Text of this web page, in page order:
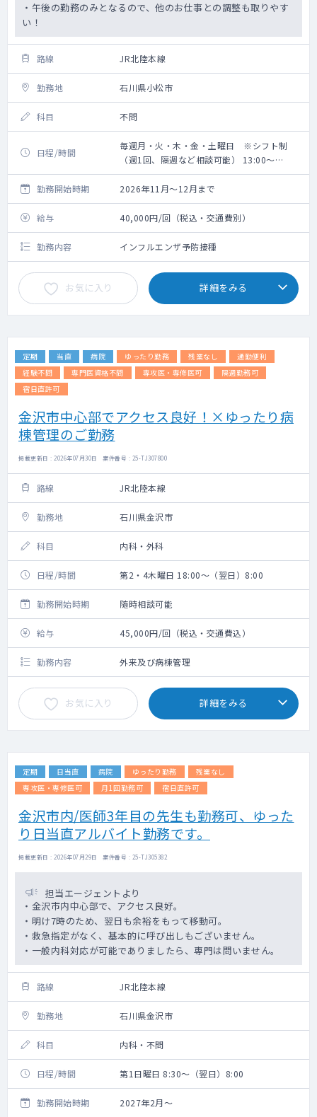
・午後の勤務のみとなるので、他のお仕事との調整も取りやす
い！
路線 JR北陸本線
勤務地 石川県小松市
科目 不問
日程/時間
毎週月・火・木・金・土曜日 ※シフト制
（週1回、隔週など相談可能） 13:00～
17:00 ※日程により勤務時間が変更となり
ます。
勤務開始時期 2026年11月～12月まで
給与 40,000円/回（税込・交通費別）
勤務内容 インフルエンザ予防接種
お気に入り 詳細をみる
定期 当直 病院 ゆったり勤務 残業なし
通勤便利
経験不問
専門医資格不問 専攻医・専修医可
隔週勤務可
宿日直許可
金沢市中心部でアクセス良好！×ゆったり病
棟管理のご勤務
掲載更新日 : 2026年07月30日 案件番号 : 25-TJ307800
路線 JR北陸本線
勤務地 石川県金沢市
科目 内科・外科
日程/時間 第2・4木曜日 18:00～（翌日）8:00
勤務開始時期 随時相談可能
給与 45,000円/回（税込・交通費込）
勤務内容 外来及び病棟管理
お気に入り 詳細をみる
定期 日当直 病院 ゆったり勤務
残業なし
専攻医・専修医可
月1回勤務可 宿日直許可
金沢市内/医師3年目の先生も勤務可、ゆった
り日当直アルバイト勤務です。
掲載更新日 : 2026年07月29日 案件番号 : 25-TJ305382
担当エージェントより
・金沢市内中心部で、アクセス良好。
・明け7時のため、翌日も余裕をもって移動可。
・救急指定がなく、基本的に呼び出しもございません。
・一般内科対応が可能でありましたら、専門は問いません。
路線 JR北陸本線
勤務地 石川県金沢市
科目 内科・不問
日程/時間 第1日曜日 8:30～（翌日）8:00
勤務開始時期 2027年2月～